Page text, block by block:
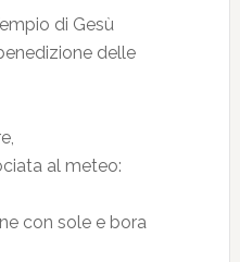
di Gesù
delle
al meteo:
con sole e bora